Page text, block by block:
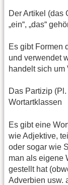
Der Artikel (das
„ein“, „das“
Es gibt Formen
und verwendet
handelt sich um
Das Partizip
Wortartklassen
Es gibt eine
wie Adjektive,
oder sogar wie
man als eigene
gestellt hat
Adverbien usw.